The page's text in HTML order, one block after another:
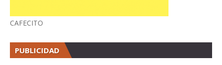
CAFECITO
PUBLICIDAD